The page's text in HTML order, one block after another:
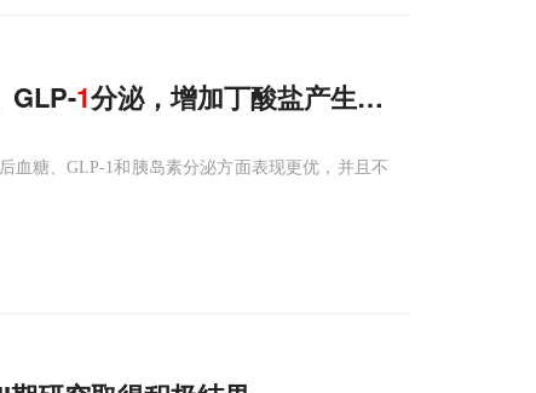
GLP-1分泌，增加丁酸盐产生菌，降低炎症
血糖、GLP-1和胰岛素分泌方面表现更优，并且不